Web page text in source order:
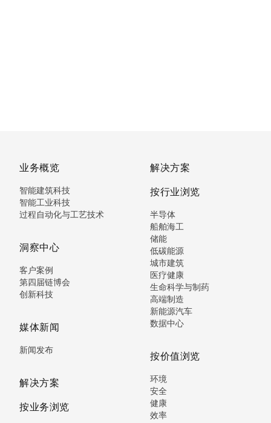
业务概览
智能建筑科技
智能工业科技
过程自动化与工艺技术
洞察中心
客户案例
第四届链博会
创新科技
媒体新闻
新闻发布
解决方案
按业务浏览
解决方案
按行业浏览
半导体
船舶海工
储能
低碳能源
城市建筑
医疗健康
生命科学与制药
高端制造
新能源汽车
数据中心
按价值浏览
环境
安全
健康
效率